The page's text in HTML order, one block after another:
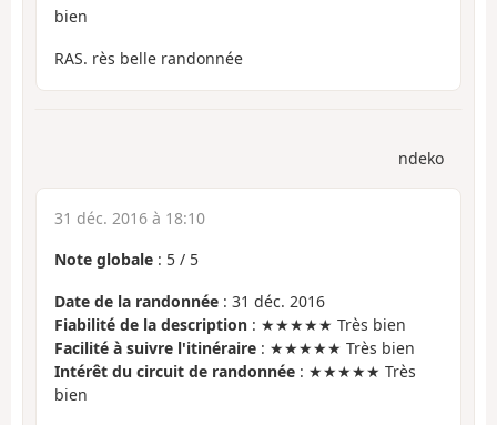
bien
RAS. rès belle randonnée
ndeko
31 déc. 2016 à 18:10
Note globale : 5 / 5
Date de la randonnée : 31 déc. 2016
Fiabilité de la description : ★★★★★ Très bien
Facilité à suivre l'itinéraire : ★★★★★ Très bien
Intérêt du circuit de randonnée : ★★★★★ Très
bien